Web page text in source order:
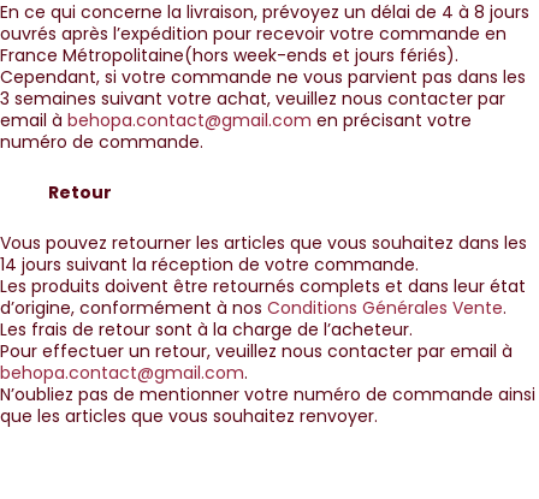
En ce qui concerne la livraison, prévoyez un délai de 4 à 8 jours
ouvrés après l’expédition pour recevoir votre commande en
France Métropolitaine(hors week-ends et jours fériés).
Cependant, si votre commande ne vous parvient pas dans les
3 semaines suivant votre achat, veuillez nous contacter par
email à behopa.contact@gmail.com en précisant votre
numéro de commande.
Retour
Vous pouvez retourner les articles que vous souhaitez dans les
14 jours suivant la réception de votre commande.
Les produits doivent être retournés complets et dans leur état
d’origine, conformément à nos Conditions Générales Vente.
Les frais de retour sont à la charge de l’acheteur.
Pour effectuer un retour, veuillez nous contacter par email à
behopa.contact@gmail.com.
N’oubliez pas de mentionner votre numéro de commande ainsi
que les articles que vous souhaitez renvoyer.